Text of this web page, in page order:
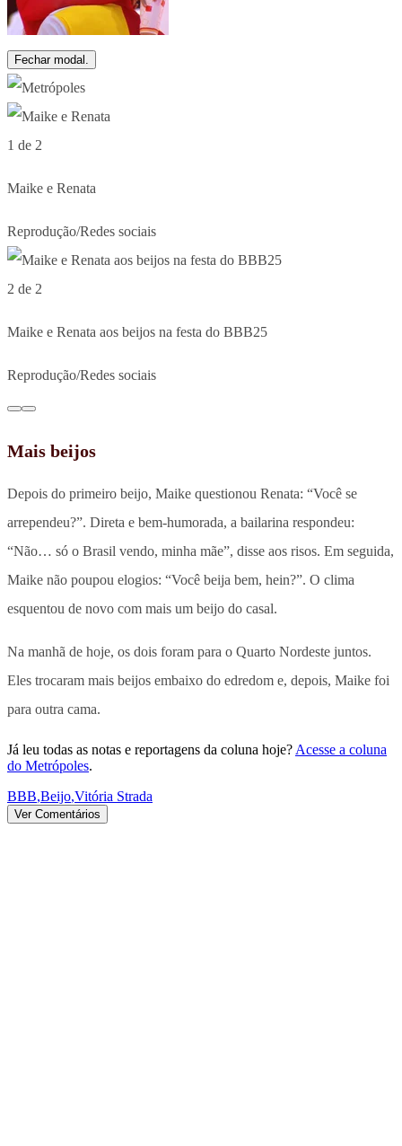
Fechar modal.
1 de 2
Maike e Renata
Reprodução/Redes sociais
2 de 2
Maike e Renata aos beijos na festa do BBB25
Reprodução/Redes sociais
Mais beijos
Depois do primeiro beijo, Maike questionou Renata: “Você se
arrependeu?”. Direta e bem-humorada, a bailarina respondeu:
“Não… só o Brasil vendo, minha mãe”, disse aos risos. Em seguida,
Maike não poupou elogios: “Você beija bem, hein?”. O clima
esquentou de novo com mais um beijo do casal.
Na manhã de hoje, os dois foram para o Quarto Nordeste juntos.
Eles trocaram mais beijos embaixo do edredom e, depois, Maike foi
para outra cama.
Já leu todas as notas e reportagens da coluna hoje? Acesse a coluna
do Metrópoles.
BBB,Beijo,Vitória Strada
Ver Comentários